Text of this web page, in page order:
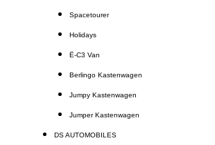
Spacetourer
Holidays
Ë-C3 Van
Berlingo Kastenwagen
Jumpy Kastenwagen
Jumper Kastenwagen
DS AUTOMOBILES